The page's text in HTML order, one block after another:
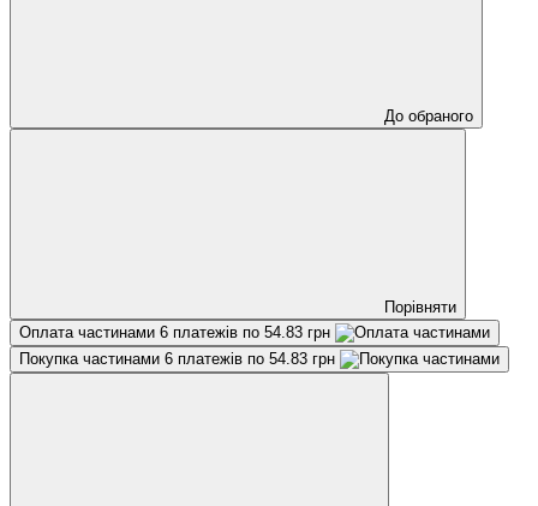
До обраного
Порівняти
Оплата частинами 6 платежів по 54.83 грн
Покупка частинами 6 платежів по 54.83 грн